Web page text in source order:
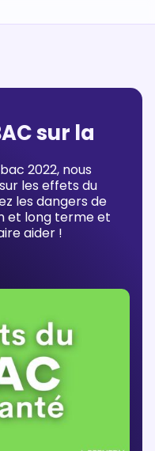
sur la
2022, nous
les effets du
les dangers de
et long terme et
aider !